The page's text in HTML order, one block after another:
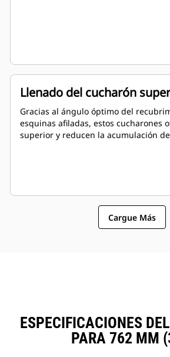
Llenado del cucharón
Gracias al ángulo óptimo del
esquinas afiladas, estos cucharones
superior y reducen la acumulación
Cargue Más
ESPECIFICACIONES
PARA 762 MM